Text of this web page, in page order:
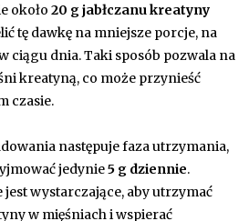
około 20 g jabłczanu kreatyny
tę dawkę na mniejsze porcje, na
ciągu dnia. Taki sposób pozwala na
kreatyną, co może przynieść
czasie.
następuje faza utrzymania,
jedynie5 g dziennie.
wystarczające, aby utrzymać
w mięśniach i wspierać